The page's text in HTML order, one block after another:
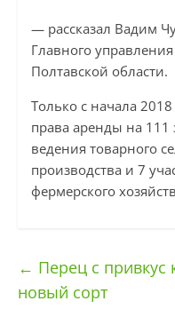
— рассказал Вадим
Главного
Полтавской области.
Только с начала
права аренды на 111
ведения товарного
производства и 7
фермерского
← Перец с привкус
новый сорт